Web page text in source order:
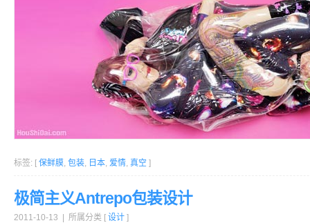
标签: [ 保鲜膜, 包装, 日本, 爱情, 真空 ]
极简主义Antrepo包装设计
2011-10-13 | 所属分类 [ 设计 ]